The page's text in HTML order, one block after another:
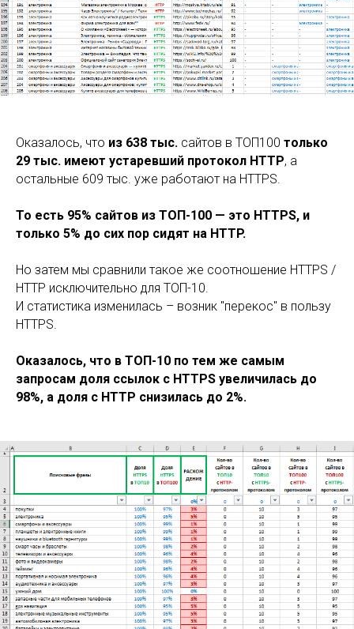
Оказалось, что из 638 тыс. сайтов в ТОП100 только
29 тыс. имеют устаревший протокол HTTP, а
остальные 609 тыс. уже работают на HTTPS.
То есть 95% сайтов из ТОП-100 — это HTTPS, и
только 5% до сих пор сидят на HTTP.
Но затем мы сравнили такое же соотношение HTTPS /
HTTP исключительно для ТОП-10.
И статистика изменилась – возник "перекос" в пользу
HTTPS.
Оказалось, что в ТОП-10 по тем же самым
запросам доля ссылок с HTTPS увеличилась до
98%, а доля с HTTP снизилась до 2%.